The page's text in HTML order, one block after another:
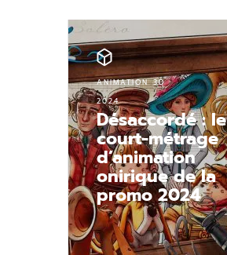
ANIMATION 3D
2024
Désaccordé : le
court-métrage
d’animation
onirique de la
promo 2024